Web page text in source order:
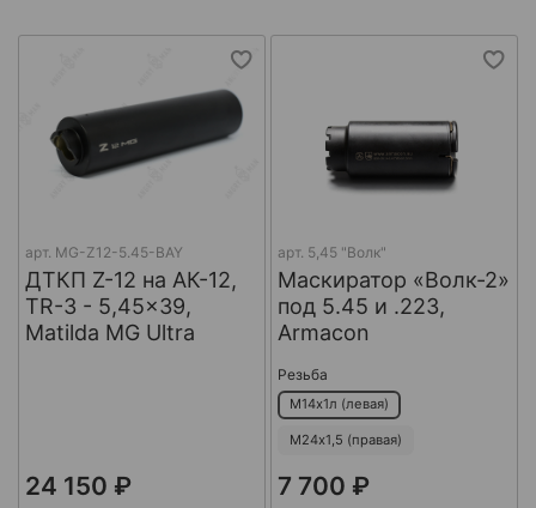
арт. MG-Z12-5.45-BAY
ДТКП Z-12 на АК-12,
TR-3 - 5,45x39,
Matilda MG Ultra
24 150 ₽
арт. 5,45 "Волк"
Маскиратор «Волк-2»
под 5.45 и .223,
Armacon
Резьба
М14х1л (левая)
М24х1,5 (правая)
7 700 ₽